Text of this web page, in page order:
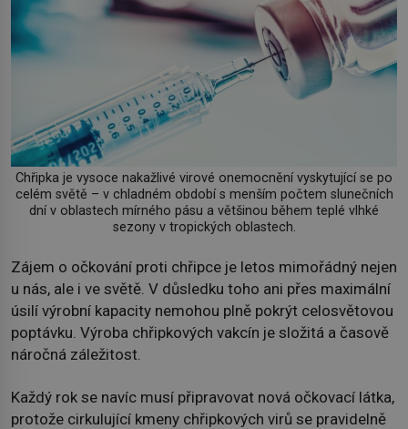
Chřipka je vysoce nakažlivé virové onemocnění vyskytující se po
celém světě – v chladném období s menším počtem slunečních
dní v oblastech mírného pásu a většinou během teplé vlhké
sezony v tropických oblastech.
Zájem o očkování proti chřipce je letos mimořádný nejen
u nás, ale i ve světě. V důsledku toho ani přes maximální
úsilí výrobní kapacity nemohou plně pokrýt celosvětovou
poptávku. Výroba chřipkových vakcín je složitá a časově
náročná záležitost.
Každý rok se navíc musí připravovat nová očkovací látka,
protože cirkulující kmeny chřipkových virů se pravidelně